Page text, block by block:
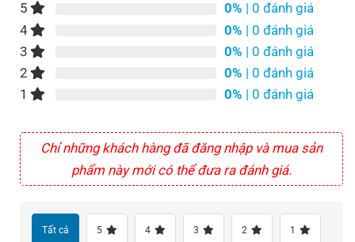
5 0% | 0 đánh giá
4
0% | 0 đánh giá
3
0% | 0 đánh giá
2
0% | 0 đánh giá
1
0% | 0 đánh giá
Chỉ những khách hàng đã đăng nhập và mua sản
phẩm này mới có thể đưa ra đánh giá.
Tất cả 5 4 3 2 1